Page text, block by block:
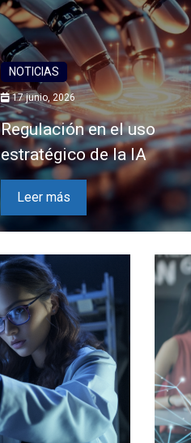
NOTICIAS
17 junio, 2026
Regulación en el uso
estratégico de la IA
Leer más